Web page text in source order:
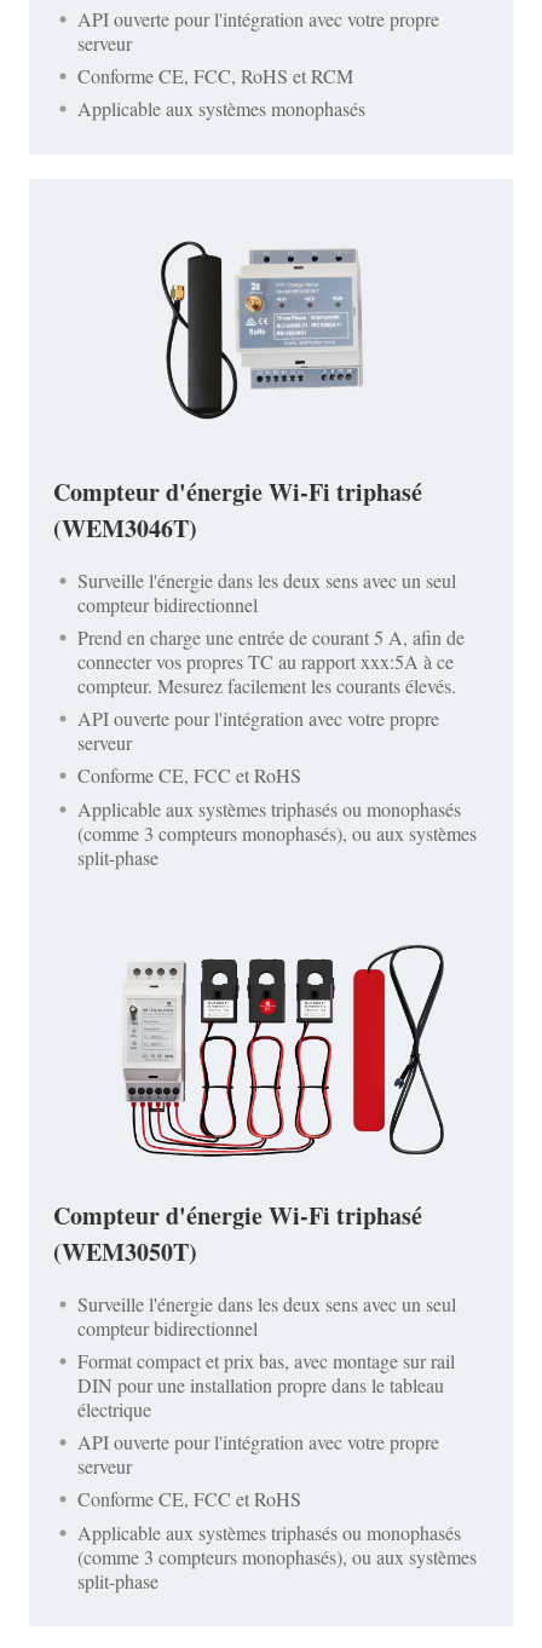
API ouverte pour l'intégration avec votre propre
serveur
Conforme CE, FCC, RoHS et RCM
Applicable aux systèmes monophasés
Compteur d'énergie Wi-Fi triphasé
(WEM3046T)
Surveille l'énergie dans les deux sens avec un seul
compteur bidirectionnel
Prend en charge une entrée de courant 5 A, afin de
connecter vos propres TC au rapport xxx:5A à ce
compteur. Mesurez facilement les courants élevés.
API ouverte pour l'intégration avec votre propre
serveur
Conforme CE, FCC et RoHS
Applicable aux systèmes triphasés ou monophasés
(comme 3 compteurs monophasés), ou aux systèmes
split-phase
Compteur d'énergie Wi-Fi triphasé
(WEM3050T)
Surveille l'énergie dans les deux sens avec un seul
compteur bidirectionnel
Format compact et prix bas, avec montage sur rail
DIN pour une installation propre dans le tableau
électrique
API ouverte pour l'intégration avec votre propre
serveur
Conforme CE, FCC et RoHS
Applicable aux systèmes triphasés ou monophasés
(comme 3 compteurs monophasés), ou aux systèmes
split-phase